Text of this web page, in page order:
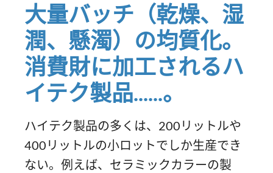
大量バッチ（乾燥、湿
潤、懸濁）の均質化。
消費財に加工されるハ
イテク製品......。
ハイテク製品の多くは、200リットルや
400リットルの小ロットでしか生産でき
ない。例えば、セラミックカラーの製